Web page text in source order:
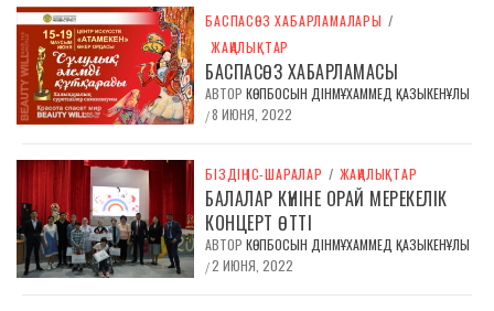
БАСПАСӨЗ ХАБАРЛАМАЛАРЫ /
ЖАҢАЛЫҚТАР
БАСПАСӨЗ ХАБАРЛАМАСЫ
АВТОР КӨПБОСЫН ДІНМҰХАММЕД ҚАЗЫКЕНҰЛЫ
/8 ИЮНЯ, 2022
БІЗДІҢ ІС-ШАРАЛАР / ЖАҢАЛЫҚТАР
БАЛАЛАР КҮНІНЕ ОРАЙ МЕРЕКЕЛІК
КОНЦЕРТ ӨТТІ
АВТОР КӨПБОСЫН ДІНМҰХАММЕД ҚАЗЫКЕНҰЛЫ
/2 ИЮНЯ, 2022